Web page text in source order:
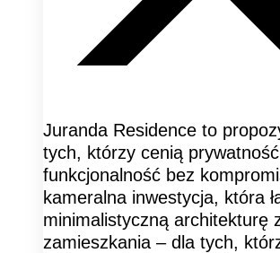
Juranda Residence to
tych, którzy cenią
funkcjonalność bez
kameralna inwestycja, która
minimalistyczną architekturę
zamieszkania – dla tych,